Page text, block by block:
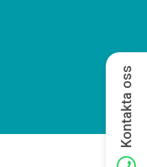
Kontakta oss